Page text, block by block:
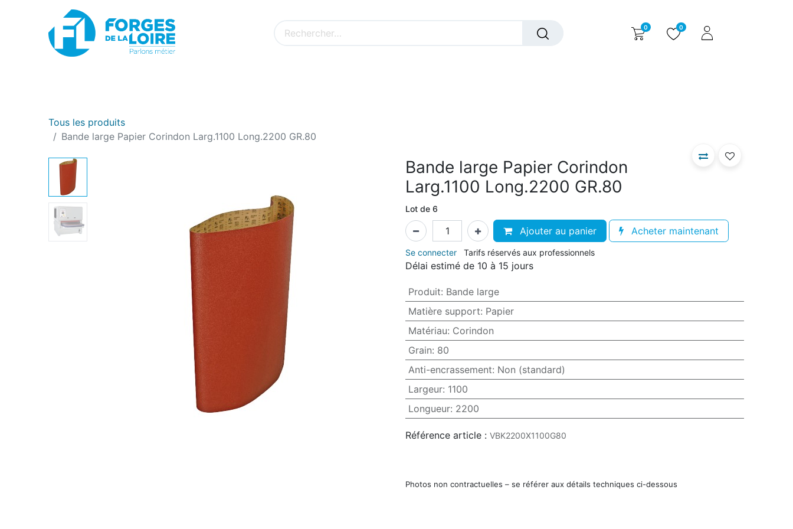
0 0
Tous les produits
Bande large Papier Corindon Larg.1100 Long.2200 GR.80
Bande large Papier Corindon
Larg.1100 Long.2200 GR.80
Lot de 6
Ajouter au panier Acheter maintenant
Se connecter Tarifs réservés aux professionnels
Délai estimé de 10 à 15 jours
Produit: Bande large
Matière support: Papier
Matériau: Corindon
Grain: 80
Anti-encrassement: Non (standard)
Largeur: 1100
Longueur: 2200
Référence article : VBK2200X1100G80
Photos non contractuelles – se référer aux détails techniques ci-dessous